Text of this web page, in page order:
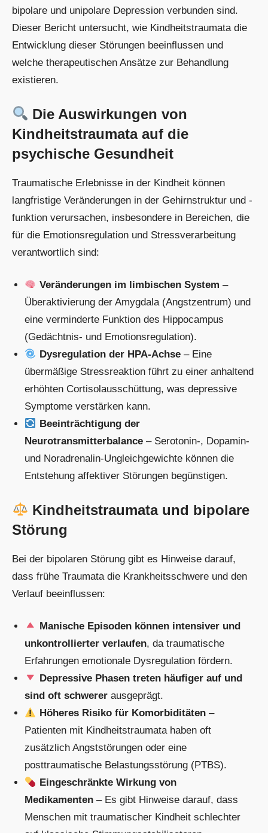
bipolare und unipolare Depression verbunden sind.
Dieser Bericht untersucht, wie Kindheitstraumata die
Entwicklung dieser Störungen beeinflussen und
welche therapeutischen Ansätze zur Behandlung
existieren.
Die Auswirkungen von
Kindheitstraumata auf die
psychische Gesundheit
Traumatische Erlebnisse in der Kindheit können
langfristige Veränderungen in der Gehirnstruktur und -
funktion verursachen, insbesondere in Bereichen, die
für die Emotionsregulation und Stressverarbeitung
verantwortlich sind:
Veränderungen im limbischen System –
Überaktivierung der Amygdala (Angstzentrum) und
eine verminderte Funktion des Hippocampus
(Gedächtnis- und Emotionsregulation).
Dysregulation der HPA-Achse– Eine
übermäßige Stressreaktion führt zu einer anhaltend
erhöhten Cortisolausschüttung, was depressive
Symptome verstärken kann.
Beeinträchtigung der
Neurotransmitterbalance – Serotonin-, Dopamin-
und Noradrenalin-Ungleichgewichte können die
Entstehung affektiver Störungen begünstigen.
Kindheitstraumata und bipolare
Störung
Bei der bipolaren Störung gibt es Hinweise darauf,
dass frühe Traumata die Krankheitsschwere und den
Verlauf beeinflussen:
Manische Episoden können intensiver und
unkontrollierter verlaufen, da traumatische
Erfahrungen emotionale Dysregulation fördern.
Depressive Phasen treten häufiger auf und
sind oft schwerer ausgeprägt.
Höheres Risiko für Komorbiditäten–
Patienten mit Kindheitstraumata haben oft
zusätzlich Angststörungen oder eine
posttraumatische Belastungsstörung (PTBS).
Eingeschränkte Wirkung von
Medikamenten – Es gibt Hinweise darauf, dass
Menschen mit traumatischer Kindheit schlechter